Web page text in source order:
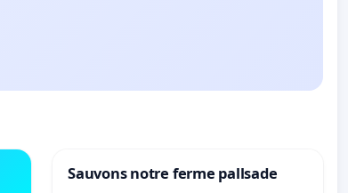
Sauvons notre ferme pallsade